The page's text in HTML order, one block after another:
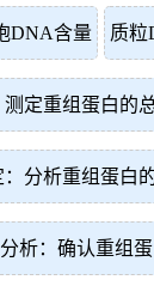
DNA含量 质粒
定重组蛋白的
分析重组蛋白
析：确认重组